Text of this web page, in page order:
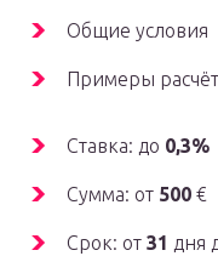
Общие условия
Примеры
Ставка: до 0,3%
Сумма: от 500 €
Срок: от 31 дня